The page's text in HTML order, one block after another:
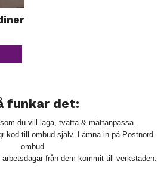
funkar det:
du vill laga, tvätta & måttanpassa.
kod till ombud själv. Lämna in på Postnord-
ombud.
från dem kommit till verkstaden.